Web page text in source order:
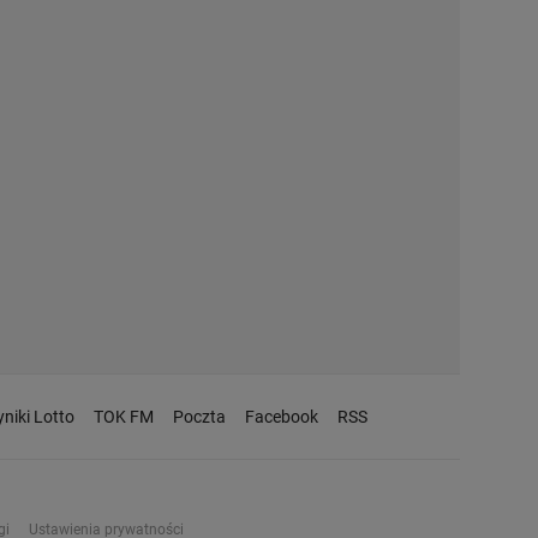
Lotto TOK FM Poczta Facebook RSS
Ustawienia prywatności